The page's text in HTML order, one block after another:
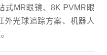
式MR眼镜、8K PVMR 眼
外光球追踪方案、机器人